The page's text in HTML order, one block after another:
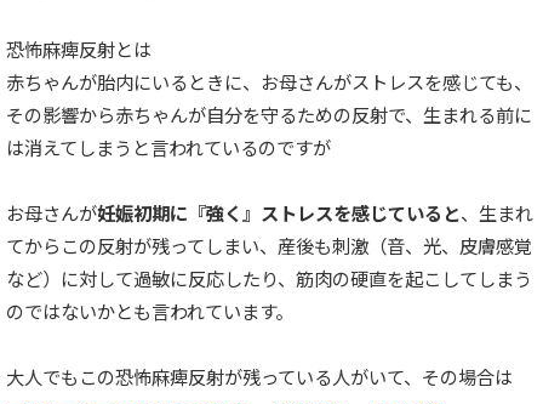
恐怖麻痺反射とは
赤ちゃんが胎内にいるときに、お母さんがストレスを感じても、
その影響から赤ちゃんが自分を守るための反射で、生まれる前に
は消えてしまうと言われているのですが
お母さんが妊娠初期に『強く』ストレスを感じていると、生まれ
てからこの反射が残ってしまい、産後も刺激（音、光、皮膚感覚
など）に対して過敏に反応したり、筋肉の硬直を起こしてしまう
のではないかとも言われています。
大人でもこの恐怖麻痺反射が残っている人がいて、その場合は